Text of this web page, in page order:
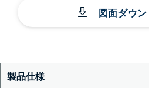
図面ダウ
製品仕様